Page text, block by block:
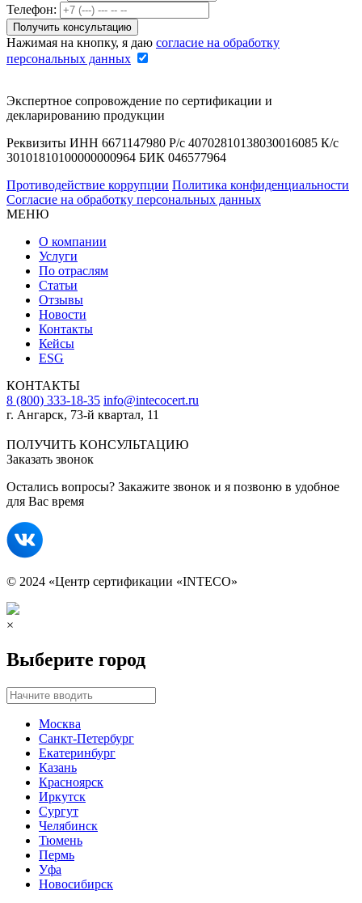
Телефон:
Нажимая на кнопку, я даю согласие на обработку
персональных данных
Экспертное сопровождение по сертификации и
декларированию продукции
Реквизиты ИНН 6671147980 Р/с 40702810138030016085 К/с
30101810100000000964 БИК 046577964
Противодействие коррупции Политика конфиденциальности
Согласие на обработку персональных данных
МЕНЮ
О компании
Услуги
По отраслям
Статьи
Отзывы
Новости
Контакты
Кейсы
ESG
КОНТАКТЫ
8 (800) 333-18-35 info@intecocert.ru
г. Ангарск, 73-й квартал, 11
ПОЛУЧИТЬ КОНСУЛЬТАЦИЮ
Заказать звонок
Остались вопросы? Закажите звонок и я позвоню в удобное
для Вас время
© 2024 «Центр сертификации «INTECO»
×
Выберите город
Москва
Санкт-Петербург
Екатеринбург
Казань
Красноярск
Иркутск
Сургут
Челябинск
Тюмень
Пермь
Уфа
Новосибирск